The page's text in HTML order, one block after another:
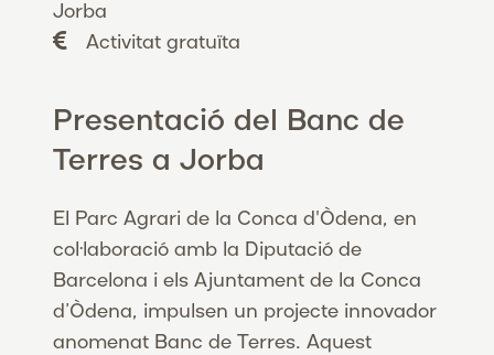
Jorba
Activitat gratuïta
Presentació del Banc de
Terres a Jorba
El Parc Agrari de la Conca d'Òdena, en
col·laboració amb la Diputació de
Barcelona i els Ajuntament de la Conca
d’Òdena, impulsen un projecte innovador
anomenat Banc de Terres. Aquest